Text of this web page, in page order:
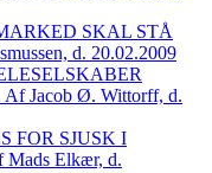
SKAL STÅ
d. 20.02.2009
Jacob Ø. Wittorff, d.
FOR SJUSK I
Elkær, d.